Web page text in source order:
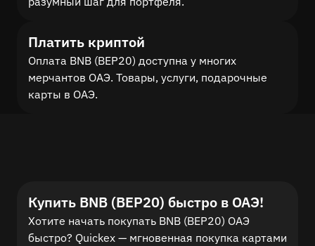
Платить криптой
Оплата BNB (BEP20) доступна у многих
мерчантов ОАЭ. Товары, услуги, подарочные
карты в ОАЭ.
Купить BNB (BEP20) быстро в ОАЭ!
Хотите начать покупать BNB (BEP20) ОАЭ
быстро? Quickex — мгновенная покупка картами